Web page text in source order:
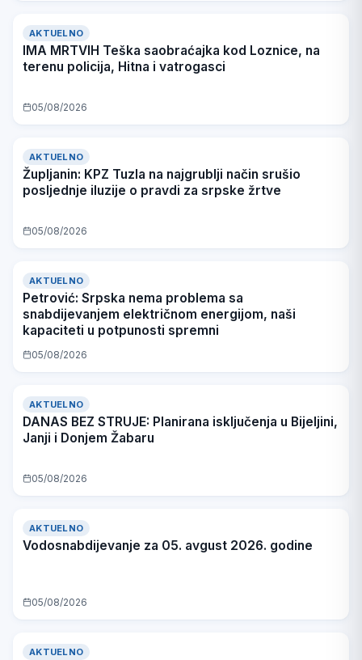
AKTUELNO
IMA MRTVIH Teška saobraćajka kod Loznice, na
terenu policija, Hitna i vatrogasci
05/08/2026
AKTUELNO
Župljanin: KPZ Tuzla na najgrublji način srušio
posljednje iluzije o pravdi za srpske žrtve
05/08/2026
AKTUELNO
Petrović: Srpska nema problema sa
snabdijevanjem električnom energijom, naši
kapaciteti u potpunosti spremni
05/08/2026
AKTUELNO
DANAS BEZ STRUJE: Planirana isključenja u Bijeljini,
Janji i Donjem Žabaru
05/08/2026
AKTUELNO
Vodosnabdijevanje za 05. avgust 2026. godine
05/08/2026
AKTUELNO